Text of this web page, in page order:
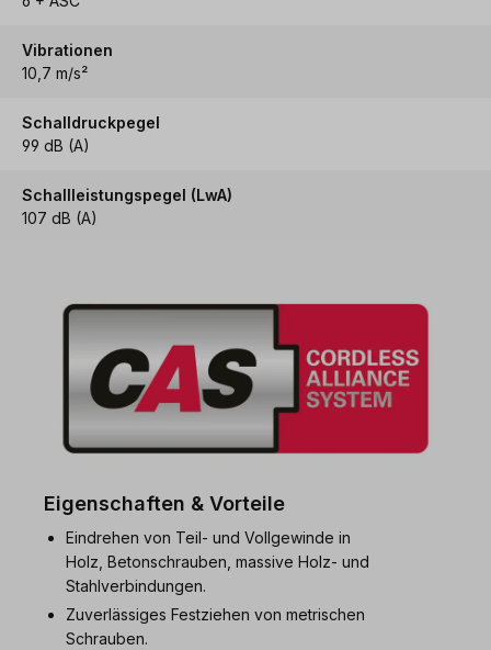
Vibrationen
10,7 m/s²
Schalldruckpegel
99 dB (A)
Schallleistungspegel (LwA)
107 dB (A)
Eigenschaften & Vorteile
Eindrehen von Teil- und Vollgewinde in
Holz, Betonschrauben, massive Holz- und
Stahlverbindungen.
Zuverlässiges Festziehen von metrischen
Schrauben.